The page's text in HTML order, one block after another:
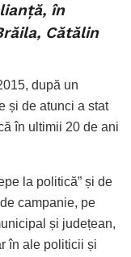
în
Cătălin
după un
și de atunci a stat
în ultimii 20 de ani
la politică” și de
campanie, pe
și județean,
în ale politicii și